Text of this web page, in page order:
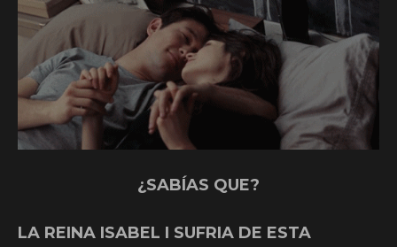
¿SABÍAS QUE?
LA REINA ISABEL I SUFRIA DE ESTA